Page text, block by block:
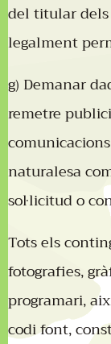
del titular dels
legalment
g) Demanar
remetre
naturalesa
sol·licitud o
Tots els
fotografies,
programari,
codi font,